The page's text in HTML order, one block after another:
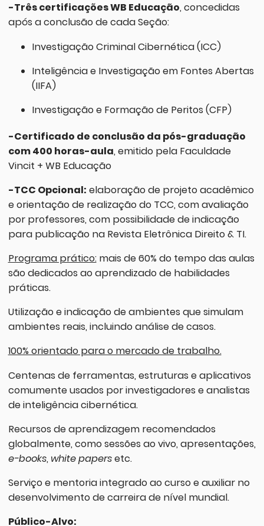
-Três certificações WB Educação, concedidas
após a conclusão de cada Seção:
Investigação Criminal Cibernética (ICC)
Inteligência e Investigação em Fontes Abertas
(IIFA)
Investigação e Formação de Peritos (CFP)
-Certificado de conclusão da pós-graduação
com 400 horas-aula, emitido pela Faculdade
Vincit + WB Educação
-TCC Opcional: elaboração de projeto acadêmico
e orientação de realização do TCC, com avaliação
por professores, com possibilidade de indicação
para publicação na Revista Eletrônica Direito & TI.
Programa prático:mais de 60% do tempo das aulas
são dedicados ao aprendizado de habilidades
práticas.
Utilização e indicação de ambientes que simulam
ambientes reais, incluindo análise de casos.
100% orientado para o mercado de trabalho.
Centenas de ferramentas, estruturas e aplicativos
comumente usados por investigadores e analistas
de inteligência cibernética.
Recursos de aprendizagem recomendados
globalmente, como sessões ao vivo, apresentações,
e-books, white papersetc.
Serviço e mentoria integrado ao curso e auxiliar no
desenvolvimento de carreira de nível mundial.
Público-Alvo: